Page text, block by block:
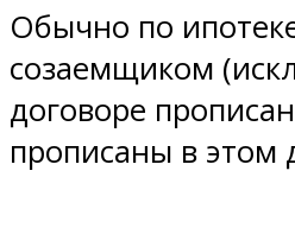
Обычно по
созаемщиком
договоре
прописаны в этом